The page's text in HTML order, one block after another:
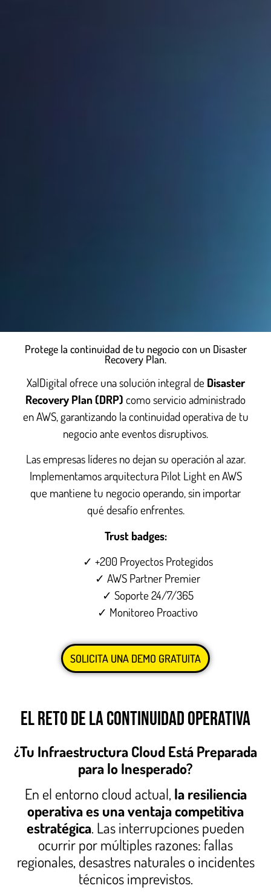
Protege la continuidad de tu negocio con un Disaster
Recovery Plan.
XalDigital ofrece una solución integral de Disaster
Recovery Plan (DRP) como servicio administrado
en AWS, garantizando la continuidad operativa de tu
negocio ante eventos disruptivos.
Las empresas líderes no dejan su operación al azar.
Implementamos arquitectura Pilot Light en AWS
que mantiene tu negocio operando, sin importar
qué desafío enfrentes.
Trust badges:
✓ +200 Proyectos Protegidos
✓ AWS Partner Premier
✓ Soporte 24/7/365
✓ Monitoreo Proactivo
SOLICITA UNA DEMO GRATUITA
EL RETO DE LA CONTINUIDAD OPERATIVA
¿Tu Infraestructura Cloud Está Preparada
para lo Inesperado?
En el entorno cloud actual, la resiliencia
operativa es una ventaja competitiva
estratégica. Las interrupciones pueden
ocurrir por múltiples razones: fallas
regionales, desastres naturales o incidentes
técnicos imprevistos.